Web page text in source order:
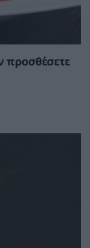
προσθέσετε